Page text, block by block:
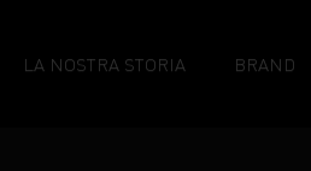
LA NOSTRA STORIA BRAND